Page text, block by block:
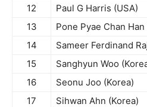
12
Paul G Harris (USA)
13
Pone Pyae Chan
14
Sameer Ferdinand
15
Sanghyun Woo
16
Seonu Joo (Korea)
17
Sihwan Ahn (Korea)